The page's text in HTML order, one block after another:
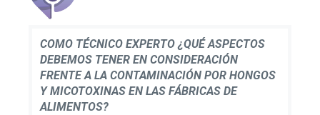
COMO TÉCNICO EXPERTO ¿QUÉ ASPECTOS
DEBEMOS TENER EN CONSIDERACIÓN
FRENTE A LA CONTAMINACIÓN POR HONGOS
Y MICOTOXINAS EN LAS FÁBRICAS DE
ALIMENTOS?